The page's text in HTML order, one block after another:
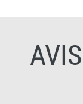
AVIS